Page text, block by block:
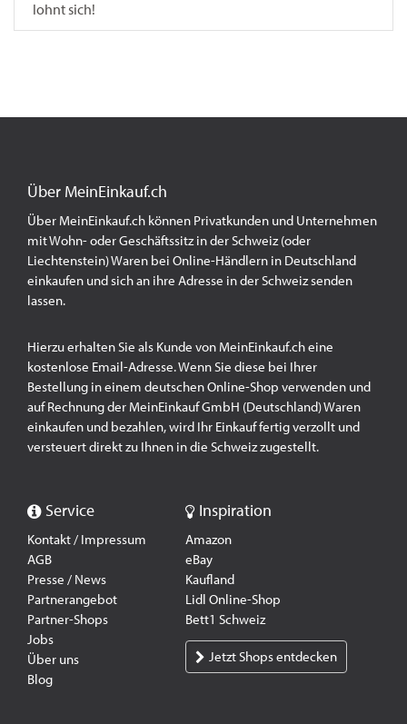
lohnt sich!
Über MeinEinkauf.ch
Über MeinEinkauf.ch können Privatkunden und Unternehmen
mit Wohn- oder Geschäftssitz in der Schweiz (oder
Liechtenstein) Waren bei Online-Händlern in Deutschland
einkaufen und sich an ihre Adresse in der Schweiz senden
lassen.
Hierzu erhalten Sie als Kunde von MeinEinkauf.ch eine
kostenlose Email-Adresse. Wenn Sie diese bei Ihrer
Bestellung in einem deutschen Online-Shop verwenden und
auf Rechnung der MeinEinkauf GmbH (Deutschland) Waren
einkaufen und bezahlen, wird Ihr Einkauf fertig verzollt und
versteuert direkt zu Ihnen in die Schweiz zugestellt.
Service
Kontakt / Impressum
AGB
Presse / News
Partnerangebot
Partner-Shops
Jobs
Über uns
Blog
Inspiration
Amazon
eBay
Kaufland
Lidl Online-Shop
Bett1 Schweiz
Jetzt Shops entdecken